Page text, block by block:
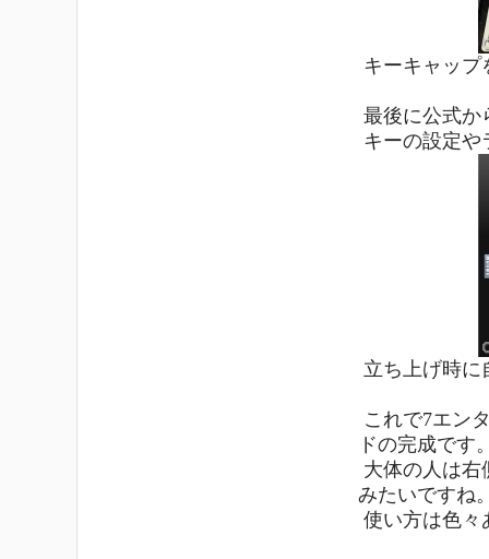
キーキャップ
最後に公式か
キーの設定や
立ち上げ時に
これで7エン
ドの完成です
大体の人は右
みたいですね
使い方は色々